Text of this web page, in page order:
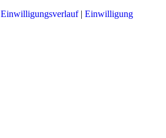
Einwilligungsverlauf| Einwilligung